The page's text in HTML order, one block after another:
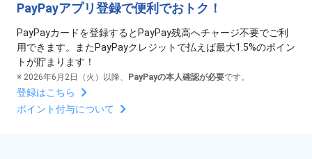
PayPayアプリ登録で便利でおトク！
PayPayカードを登録するとPayPay残高へチャージ不要でご利
用できます。
またPayPayクレジットで払えば最大1.5%のポイン
トが貯まります！
※ 2026年6月2日（火）以降、 PayPayの本人確認が必要です。
登録はこちら
ポイント付与について